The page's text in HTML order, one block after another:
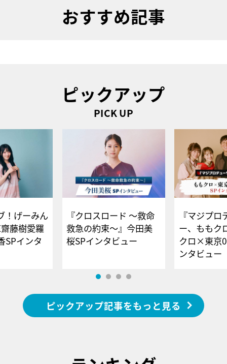
おすすめ記事
ピックアップ
PICK UP
！げーみん
藤樹愛羅
SPインタ
『クロスロード ～救命
救急の約束～』今田美
桜SPインタビュー
『マジプロ
ー、ももク
クロ×東京
ンタビュー
ピックアップ記事をもっと見る